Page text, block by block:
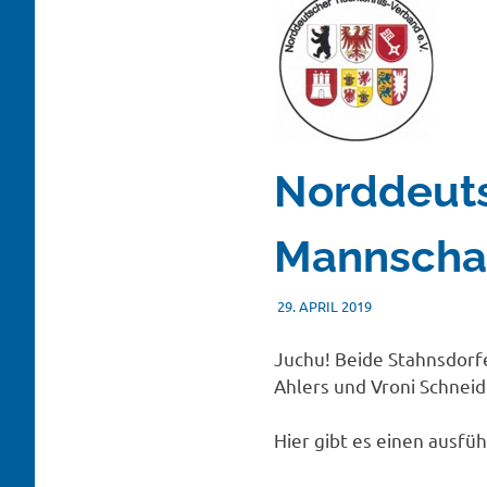
29. APRIL 2019VERONIKA
SONSTIGES
Juchu! Beide
Ahlers und Vroni
Hier gibt es einen